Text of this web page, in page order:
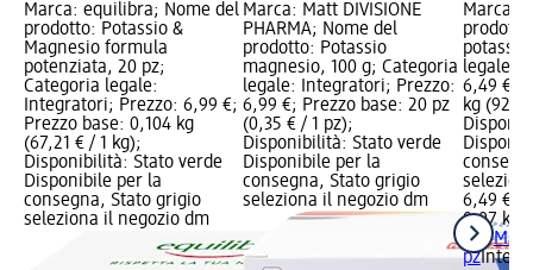
Marca: equilibra; Nome del
prodotto: Potassio &
Magnesio formula
potenziata, 20 pz;
Categoria legale:
Integratori; Prezzo: 6,99 €;
Prezzo base: 0,104 kg
(67,21 € / 1 kg);
Disponibilità: Stato verde
Disponibile per la
consegna, Stato grigio
seleziona il negozio dm
Marca: Matt DIVISIONE
PHARMA; Nome del
prodotto: Potassio
magnesio, 100 g; Categoria
legale: Integratori; Prezzo:
6,99 €; Prezzo base: 20 pz
(0,35 € / 1 pz);
Disponibilità: Stato verde
Disponibile per la
consegna, Stato grigio
seleziona il negozio dm
Marca:
legale:
6,49 €;
kg
6,49 €
0,07 kg
ACT
pz